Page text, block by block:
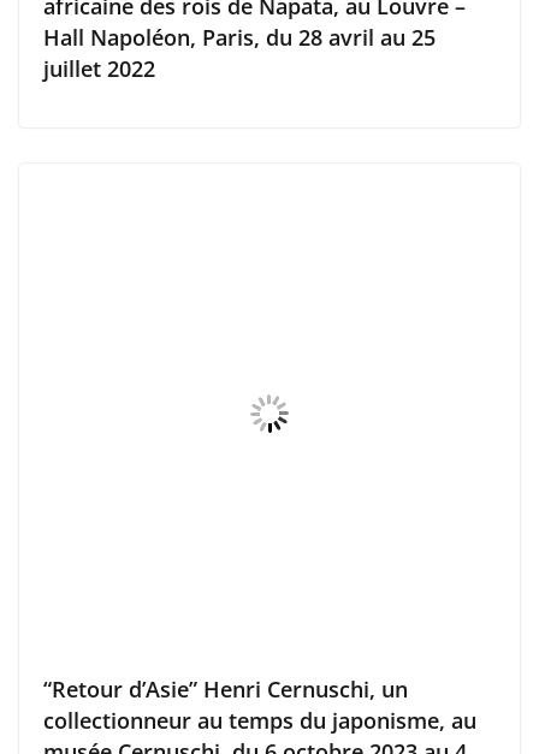
Hall Napoléon, Paris, du 28 avril au 25
juillet 2022
“Retour d’Asie” Henri Cernuschi, un
collectionneur au temps du japonisme, au